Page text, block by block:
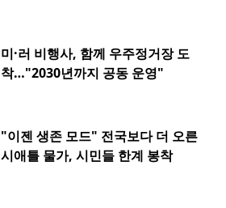
미·러 비행사, 함께 우주정거장 도
착…"2030년까지 공동 운영"
"이젠 생존 모드" 전국보다 더 오른
시애틀 물가, 시민들 한계 봉착